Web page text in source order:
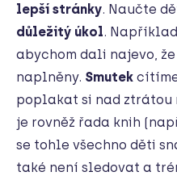
lepší stránky. Naučte
důležitý úkol. Například
abychom dali najevo,
naplněny. Smutek
poplakat si nad ztrátou
je rovněž řada knih
se tohle všechno děti
také není sledovat a